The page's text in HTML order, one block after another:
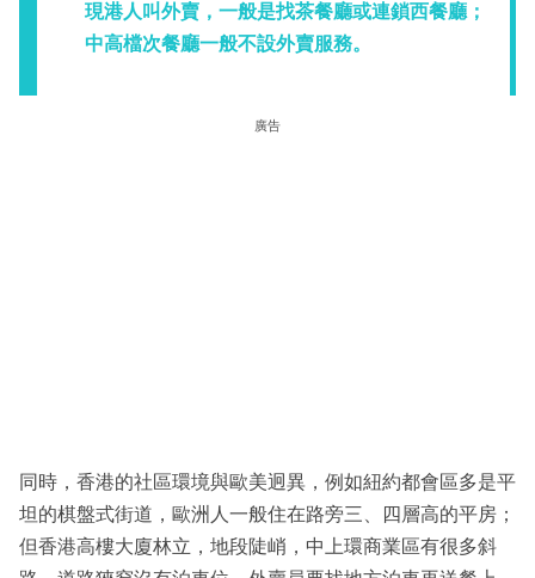
現港人叫外賣，一般是找茶餐廳或連鎖西餐廳；
中高檔次餐廳一般不設外賣服務。
廣告
同時，香港的社區環境與歐美迥異，例如紐約都會區多是平
坦的棋盤式街道，歐洲人一般住在路旁三、四層高的平房；
但香港高樓大廈林立，地段陡峭，中上環商業區有很多斜